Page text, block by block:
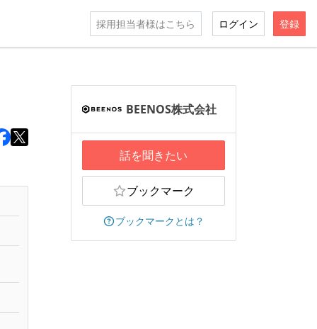
採用担当者様はこちら ログイン 登録
BEENOS株式会社
話を聞きたい
ブックマーク
ブックマークとは？